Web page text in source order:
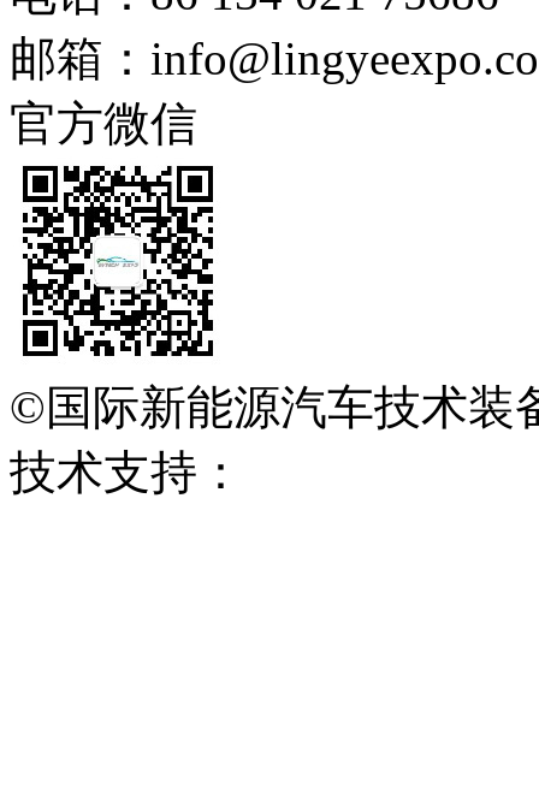
邮箱：
官方微信
©国际新能源汽车技术装
技术支持：